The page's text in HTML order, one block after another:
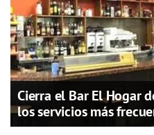
Cierra el Bar El Hogar
los servicios más